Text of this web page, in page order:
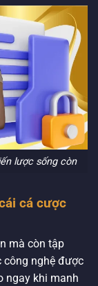
lược sống còn
cá cược
mà còn tập
công nghệ được
ngay khi manh